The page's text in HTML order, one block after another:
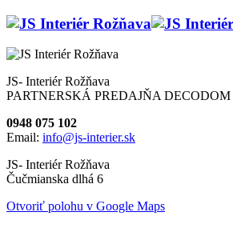
JS- Interiér Rožňava
PARTNERSKÁ PREDAJŇA DECODOM
0948 075 102
Email: info@js-interier.sk
JS- Interiér Rožňava
Čučmianska dlhá 6
Otvoriť polohu v Google Maps